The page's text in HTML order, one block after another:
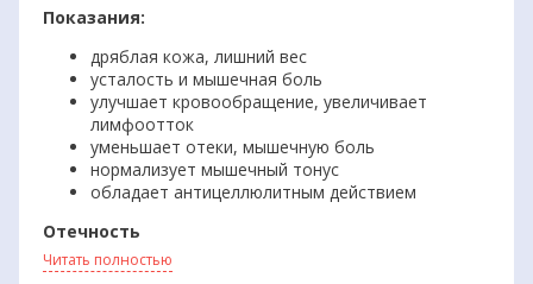
Показания:
дряблая кожа, лишний вес
усталость и мышечная боль
улучшает кровообращение, увеличивает
лимфоотток
уменьшает отеки, мышечную боль
нормализует мышечный тонус
обладает антицеллюлитным действием
Отечность
Купив массажер «Луноход» от Ecoten, вы получаете
возможность оздоравливать свой организм дома, в комфорте
Читать полностью